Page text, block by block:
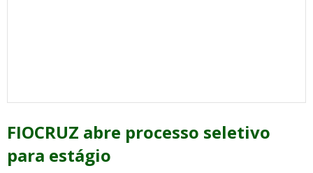
FIOCRUZ abre processo seletivo
para estágio